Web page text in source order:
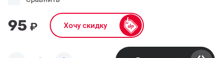
95 ₽ Хочу скидку